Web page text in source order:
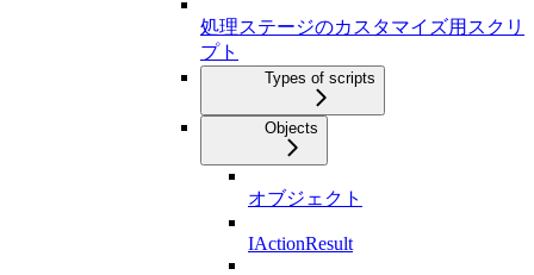
処理ステージのカスタマイズ用スクリ
プト
Types of scripts
Objects
オブジェクト
IActionResult